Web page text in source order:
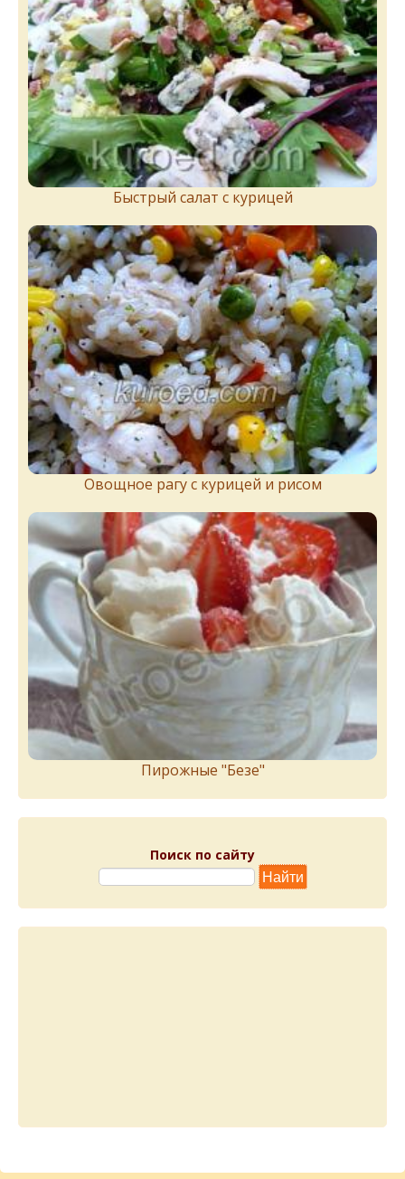
Быстрый салат с курицей
Овощное рагу с курицей и рисом
Пирожныe "Бeзe"
Поиск по сайту